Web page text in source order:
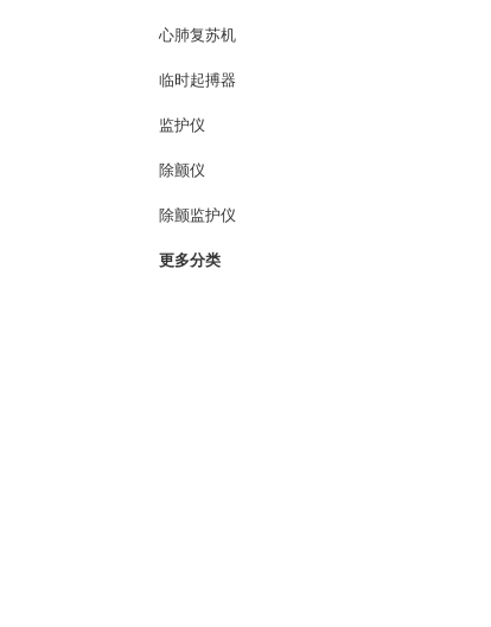
心肺复苏机
临时起搏器
监护仪
除颤仪
除颤监护仪
更多分类